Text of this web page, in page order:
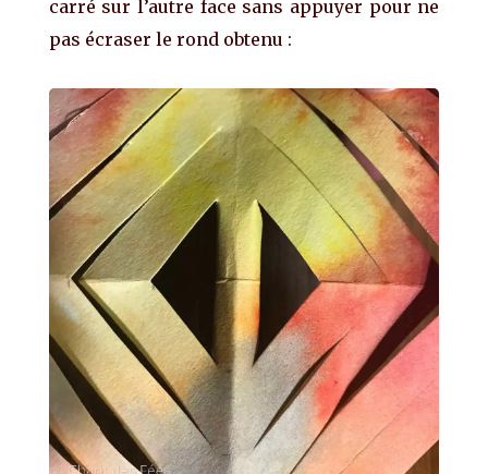
carré sur l’autre face sans appuyer pour ne
pas écraser le rond obtenu :